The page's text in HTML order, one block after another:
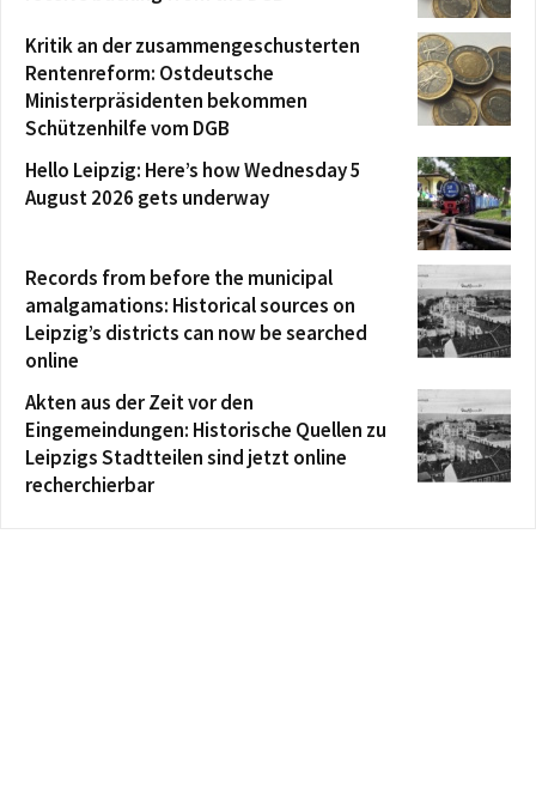
Kritik an der zusammengeschusterten
Rentenreform: Ostdeutsche
Ministerpräsidenten bekommen
Schützenhilfe vom DGB
Hello Leipzig: Here’s how Wednesday 5
August 2026 gets underway
Records from before the municipal
amalgamations: Historical sources on
Leipzig’s districts can now be searched
online
Akten aus der Zeit vor den
Eingemeindungen: Historische Quellen zu
Leipzigs Stadtteilen sind jetzt online
recherchierbar